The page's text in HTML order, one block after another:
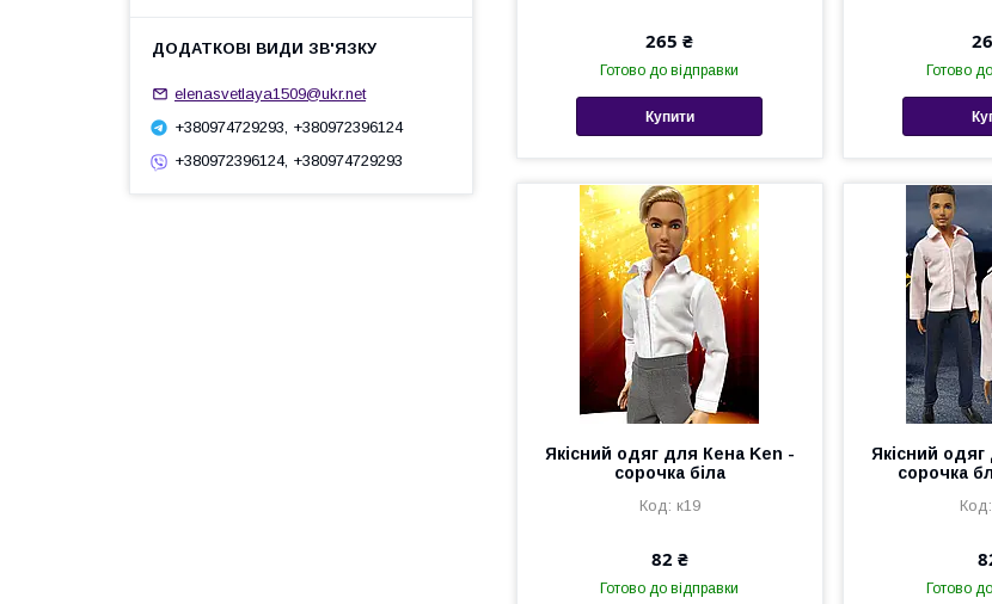
265 ₴
Готово до відправки
Купити
Готово
Якісний одяг для Кена Ken -
сорочка біла
к19
82 ₴
Готово до відправки
Якісний
сорочка
Готово
elenasvetlaya1509@ukr.net
+380974729293, +380972396124
+380972396124, +380974729293